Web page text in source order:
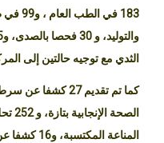
الثدي مع توجيه حالتين إلى
كما تم تقديم 27